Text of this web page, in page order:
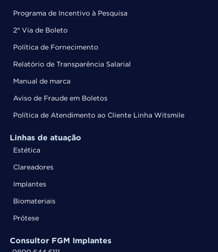
Programa de Incentivo à Pesquisa
2° Via de Boleto
Política de Fornecimento
Relatório de Transparência Salarial
Manual de marca
Aviso de Fraude em Boletos
Política de Atendimento ao Cliente Linha Witsmile
Linhas de atuação
Estética
Clareadores
Implantes
Biomateriais
Prótese
Consultor FGM Implantes